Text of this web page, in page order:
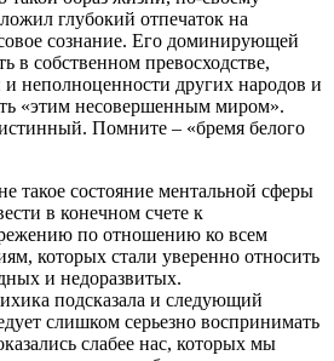
глубокий отпечаток на
сознание. Его доминирующей
в собственном превосходстве,
и неполноценности других народов и
«этим несовершенным миром».
Помните – «бремя белого
такое состояние ментальной сферы
в конечном счете к
по отношению ко всем
которых стали уверенно относить
и недоразвитых.
подсказала и следующий
слишком серьезно воспринимать
слабее нас, которых мы